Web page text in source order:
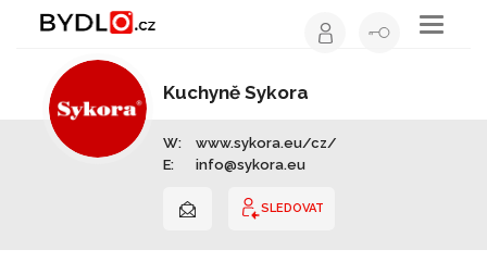
Toggle
Kuchyně Sykora
W:
www.sykora.eu/cz/
E:
info@sykora.eu
SLEDOVAT